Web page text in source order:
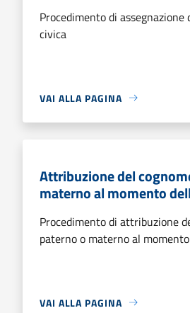
Procedimento di
civica
VAI ALLA PAGINA
Attribuzione del
materno al momento
Procedimento di attribuzione
paterno o materno al
VAI ALLA PAGINA